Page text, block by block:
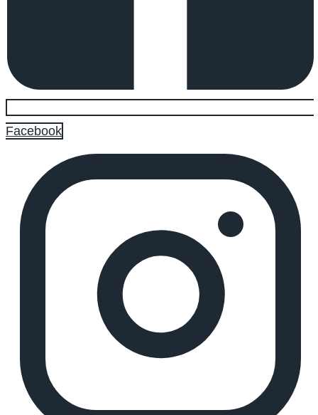
Facebook